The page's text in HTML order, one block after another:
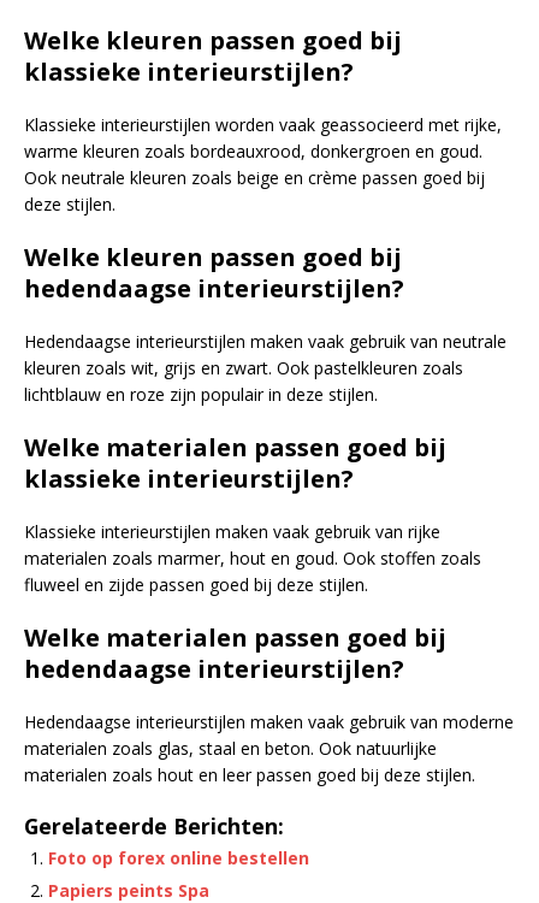
Welke kleuren passen goed bij
klassieke interieurstijlen?
Klassieke interieurstijlen worden vaak geassocieerd met rijke,
warme kleuren zoals bordeauxrood, donkergroen en goud.
Ook neutrale kleuren zoals beige en crème passen goed bij
deze stijlen.
Welke kleuren passen goed bij
hedendaagse interieurstijlen?
Hedendaagse interieurstijlen maken vaak gebruik van neutrale
kleuren zoals wit, grijs en zwart. Ook pastelkleuren zoals
lichtblauw en roze zijn populair in deze stijlen.
Welke materialen passen goed bij
klassieke interieurstijlen?
Klassieke interieurstijlen maken vaak gebruik van rijke
materialen zoals marmer, hout en goud. Ook stoffen zoals
fluweel en zijde passen goed bij deze stijlen.
Welke materialen passen goed bij
hedendaagse interieurstijlen?
Hedendaagse interieurstijlen maken vaak gebruik van moderne
materialen zoals glas, staal en beton. Ook natuurlijke
materialen zoals hout en leer passen goed bij deze stijlen.
Gerelateerde Berichten:
Foto op forex online bestellen
Papiers peints Spa